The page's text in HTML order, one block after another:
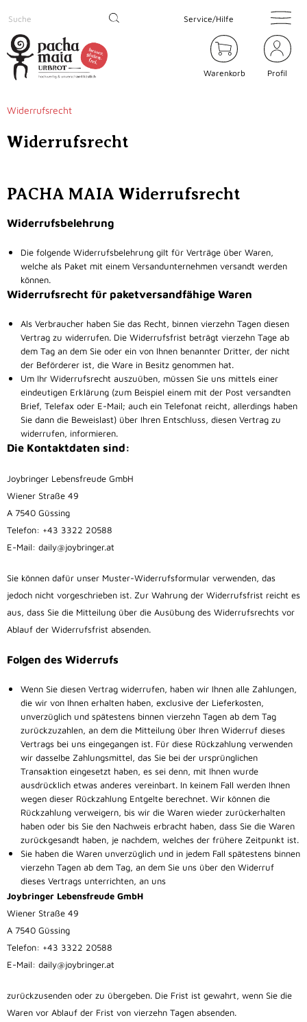
Service/Hilfe
Warenkorb Profil
Widerrufsrecht
Widerrufsrecht
PACHA MAIA Widerrufsrecht
Widerrufsbelehrung
Die folgende Widerrufsbelehrung gilt für Verträge über Waren,
welche als Paket mit einem Versandunternehmen versandt werden
können.
Widerrufsrecht für paketversandfähige Waren
Als Verbraucher haben Sie das Recht, binnen vierzehn Tagen diesen
Vertrag zu widerrufen. Die Widerrufsfrist beträgt vierzehn Tage ab
dem Tag an dem Sie oder ein von Ihnen benannter Dritter, der nicht
der Beförderer ist, die Ware in Besitz genommen hat.
Um Ihr Widerrufsrecht auszuüben, müssen Sie uns mittels einer
eindeutigen Erklärung (zum Beispiel einem mit der Post versandten
Brief, Telefax oder E-Mail; auch ein Telefonat reicht, allerdings haben
Sie dann die Beweislast) über Ihren Entschluss, diesen Vertrag zu
widerrufen, informieren.
Die Kontaktdaten sind:
Joybringer Lebensfreude GmbH
Wiener Straße 49
A 7540 Güssing
Telefon: +43 3322 20588
E-Mail: daily@joybringer.at
Sie können dafür unser Muster-Widerrufsformular verwenden, das
jedoch nicht vorgeschrieben ist. Zur Wahrung der Widerrufsfrist reicht es
aus, dass Sie die Mitteilung über die Ausübung des Widerrufsrechts vor
Ablauf der Widerrufsfrist absenden.
Folgen des Widerrufs
Wenn Sie diesen Vertrag widerrufen, haben wir Ihnen alle Zahlungen,
die wir von Ihnen erhalten haben, exclusive der Lieferkosten,
unverzüglich und spätestens binnen vierzehn Tagen ab dem Tag
zurückzuzahlen, an dem die Mitteilung über Ihren Widerruf dieses
Vertrags bei uns eingegangen ist. Für diese Rückzahlung verwenden
wir dasselbe Zahlungsmittel, das Sie bei der ursprünglichen
Transaktion eingesetzt haben, es sei denn, mit Ihnen wurde
ausdrücklich etwas anderes vereinbart. In keinem Fall werden Ihnen
wegen dieser Rückzahlung Entgelte berechnet. Wir können die
Rückzahlung verweigern, bis wir die Waren wieder zurückerhalten
haben oder bis Sie den Nachweis erbracht haben, dass Sie die Waren
zurückgesandt haben, je nachdem, welches der frühere Zeitpunkt ist.
Sie haben die Waren unverzüglich und in jedem Fall spätestens binnen
vierzehn Tagen ab dem Tag, an dem Sie uns über den Widerruf
dieses Vertrags unterrichten, an uns
Joybringer Lebensfreude GmbH
Wiener Straße 49
A 7540 Güssing
Telefon: +43 3322 20588
E-Mail: daily@joybringer.at
zurückzusenden oder zu übergeben. Die Frist ist gewahrt, wenn Sie die
Waren vor Ablauf der Frist von vierzehn Tagen absenden.